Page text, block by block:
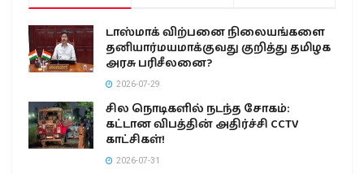
டாஸ்மாக் விற்பனை நிலையங்களை
தனியார்மயமாக்குவது குறித்து தமிழக
அரசு பரிசீலனை?
2026-07-29
சில நொடிகளில் நடந்த சோகம்:
கட்டான விபத்தின் அதிர்ச்சி CCTV
காட்சிகள்!
2026-07-31